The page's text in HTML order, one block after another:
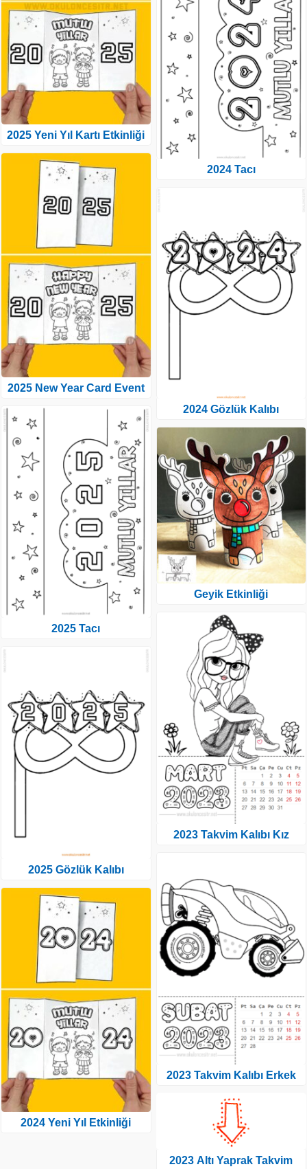
2025 Yeni Yıl Kartı Etkinliği
2025 New Year Card Event
2025 Tacı
2025 Gözlük Kalıbı
2024 Yeni Yıl Etkinliği
2024 Tacı
2024 Gözlük Kalıbı
Geyik Etkinliği
2023 Takvim Kalıbı Kız
2023 Takvim Kalıbı Erkek
2023 Altı Yaprak Takvim